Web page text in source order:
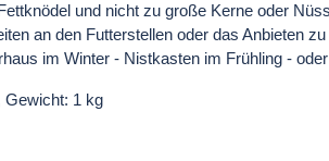
und nicht zu große Kerne oder
an den Futterstellen oder das Anbieten
im Winter - Nistkasten im Frühling -
Gewicht: 1 kg